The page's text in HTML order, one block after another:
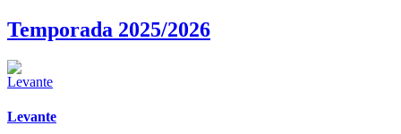
Temporada 2025/2026
Levante